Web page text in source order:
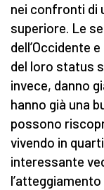
nei confronti di
superiore. Le
dell’Occidente
del loro status
invece, danno
hanno già una
possono
vivendo in
interessante